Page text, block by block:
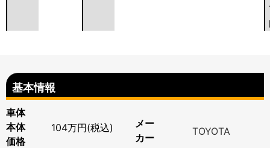
基本情報
車体
本体
価格
104万円(税込)
メー
カー
TOYOTA